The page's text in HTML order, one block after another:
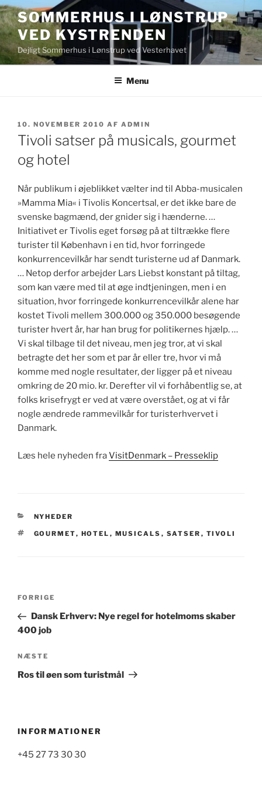
Videre
til
indhold
SOMMERHUS I LØNSTRUP
VED KYSTRENDEN
Dejligt Sommerhus i Lønstrup ved Vesterhavet
Menu
UDGIVET
DEN
10. NOVEMBER 2010 AF ADMIN
Tivoli satser på musicals, gourmet
og hotel
Når publikum i øjeblikket vælter ind til Abba-musicalen
»Mamma Mia« i Tivolis Koncertsal, er det ikke bare de
svenske bagmænd, der gnider sig i hænderne. …
Initiativet er Tivolis eget forsøg på at tiltrække flere
turister til København i en tid, hvor forringede
konkurrencevilkår har sendt turisterne ud af Danmark.
… Netop derfor arbejder Lars Liebst konstant på tiltag,
som kan være med til at øge indtjeningen, men i en
situation, hvor forringede konkurrencevilkår alene har
kostet Tivoli mellem 300.000 og 350.000 besøgende
turister hvert år, har han brug for politikernes hjælp. …
Vi skal tilbage til det niveau, men jeg tror, at vi skal
betragte det her som et par år eller tre, hvor vi må
komme med nogle resultater, der ligger på et niveau
omkring de 20 mio. kr. Derefter vil vi forhåbentlig se, at
folks krisefrygt er ved at være overstået, og at vi får
nogle ændrede rammevilkår for turisterhvervet i
Danmark.
Læs hele nyheden fraVisitDenmark – Presseklip
KATEGORIER
NYHEDER
TAGS
GOURMET, HOTEL , MUSICALS , SATSER , TIVOLI
Indlægsnavigation
Forrige
indlæg
FORRIGE
Dansk Erhverv: Nye regel for hotelmoms skaber
400 job
Næste
indlæg
NÆSTE
Ros til øen som turistmål
INFORMATIONER
+45 27 73 30 30